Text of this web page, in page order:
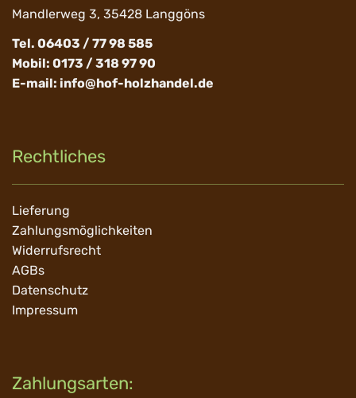
Mandlerweg 3, 35428 Langgöns
Tel. 06403 / 77 98 585
Mobil: 0173 / 318 97 90
E-mail: info@hof-holzhandel.de
Rechtliches
Navigation
überspringen
Lieferung
Zahlungsmöglichkeiten
Widerrufsrecht
AGBs
Datenschutz
Impressum
Zahlungsarten: